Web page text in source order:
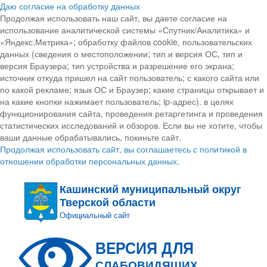
Даю согласие на обработку данных
Продолжая использовать наш сайт, вы даете согласие на
использование аналитической системы «Спутник/Аналитика» и
«Яндекс.Метрика»; обработку файлов cookie, пользовательских
данных (сведения о местоположении; тип и версия ОС, тип и
версия Браузера; тип устройства и разрешение его экрана;
источник откуда пришел на сайт пользователь; с какого сайта или
по какой рекламе; язык ОС и Браузер; какие страницы открывает и
на какие кнопки нажимает пользователь; ip-адрес). в целях
функционирования сайта, проведения ретаргетинга и проведения
статистических исследований и обзоров. Если вы не хотите, чтобы
ваши данные обрабатывались, покиньте сайт.
Продолжая использовать сайт, вы соглашаетесь с политикой в
отношении обработки персональных данных.